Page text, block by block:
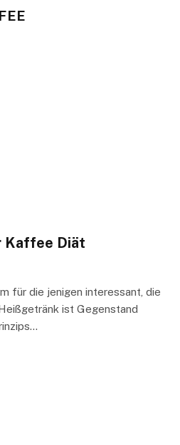
Kaffee Diät
für die jenigen interessant, die
ist Gegenstand